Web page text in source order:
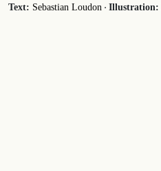
Text: Sebastian Loudon · Illustration: